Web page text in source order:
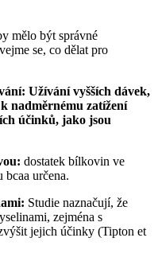
mělo být správné
se, co dělat pro
Užívání vyšších dávek,
nadměrnému zatížení
účinků, jako jsou
dostatek bílkovin ve
bcaa určena.
Studie naznačují, že
zejména s
jejich účinky (Tipton et